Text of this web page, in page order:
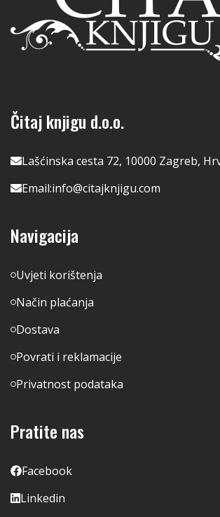
Čitaj knjigu d.o.o.
Lašćinska cesta 72, 10000 Zagreb,
Email:info@citajknjigu.com
Navigacija
Uvjeti korištenja
Način plaćanja
Dostava
Povrati i reklamacije
Privatnost podataka
Pratite nas
Facebook
Linkedin